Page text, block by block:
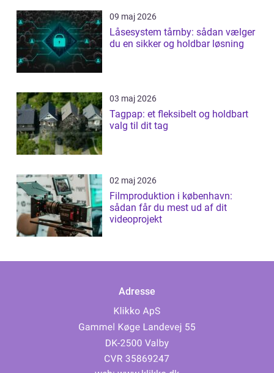
09 maj 2026
Låsesystem tårnby: sådan vælger
du en sikker og holdbar løsning
03 maj 2026
Tagpap: et fleksibelt og holdbart
valg til dit tag
02 maj 2026
Filmproduktion i københavn:
sådan får du mest ud af dit
videoprojekt
Adresse